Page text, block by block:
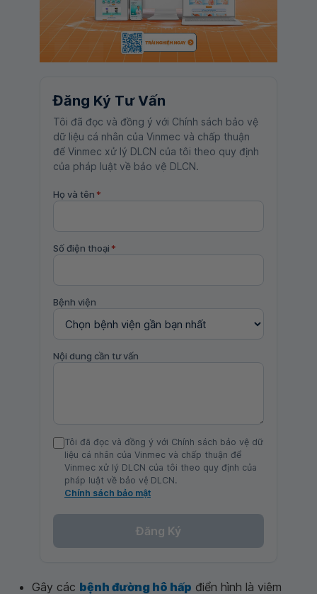
Đăng Ký Tư Vấn
Tôi đã đọc và đồng ý với Chính sách bảo vệ
dữ liệu cá nhân của Vinmec và chấp thuận
để Vinmec xử lý DLCN của tôi theo quy định
của pháp luật về bảo vệ DLCN.
Họ và tên *
Số điện thoại *
Bệnh viện
Nội dung cần tư vấn
Tôi đã đọc và đồng ý với Chính sách bảo vệ dữ
liệu cá nhân của Vinmec và chấp thuận để
Vinmec xử lý DLCN của tôi theo quy định của
pháp luật về bảo vệ DLCN.
Chính sách bảo mật
Đăng Ký
Gây các bệnh đường hô hấp điển hình là viêm